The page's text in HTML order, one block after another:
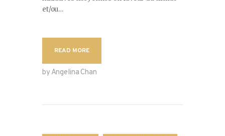
et/ou…
READ MORE
by Angelina Chan